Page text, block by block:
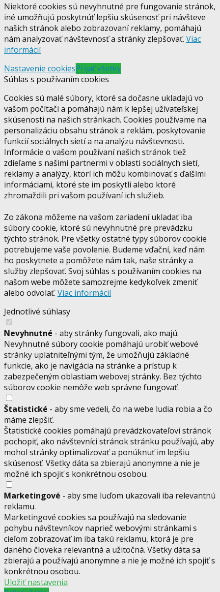
Niektoré cookies sú nevyhnutné pre fungovanie stránok,
iné umožňujú poskytnúť lepšiu skúsenosť pri návšteve
našich stránok alebo zobrazovaní reklamy, pomáhajú
nám analyzovať návštevnosť a stránky zlepšovať. Viac
informácií
Nastavenie cookiesPrijať všetky
Súhlas s používaním cookies
Cookies sú malé súbory, ktoré sa dočasne ukladajú vo
vašom počítači a pomáhajú nám k lepšej užívateľskej
skúsenosti na našich stránkach. Cookies používame na
personalizáciu obsahu stránok a reklám, poskytovanie
funkcií sociálnych sietí a na analýzu návštevnosti.
Informácie o vašom používaní našich stránok tiež
zdieľame s našimi partnermi v oblasti sociálnych sietí,
reklamy a analýzy, ktorí ich môžu kombinovať s ďalšími
informáciami, ktoré ste im poskytli alebo ktoré
zhromaždili pri vašom používaní ich služieb.
Zo zákona môžeme na vašom zariadení ukladať iba
súbory cookie, ktoré sú nevyhnutné pre prevádzku
týchto stránok. Pre všetky ostatné typy súborov cookie
potrebujeme vaše povolenie. Budeme vďační, keď nám
ho poskytnete a pomôžete nám tak, naše stránky a
služby zlepšovať. Svoj súhlas s používaním cookies na
našom webe môžete samozrejme kedykoľvek zmeniť
alebo odvolať. Viac informácií
Jednotlivé súhlasy
Nevyhnutné - aby stránky fungovali, ako majú.
Nevyhnutné súbory cookie pomáhajú urobiť webové
stránky uplatniteľnými tým, že umožňujú základné
funkcie, ako je navigácia na stránke a prístup k
zabezpečeným oblastiam webovej stránky. Bez týchto
súborov cookie nemôže web správne fungovať.
Štatistické - aby sme vedeli, čo na webe ludia robia a čo
máme zlepšiť.
Štatistické cookies pomáhajú prevádzkovateľovi stránok
pochopiť, ako návštevníci stránok stránku používajú, aby
mohol stránky optimalizovať a ponúknuť im lepšiu
skúsenosť. Všetky dáta sa zbierajú anonymne a nie je
možné ich spojiť s konkrétnou osobou.
Marketingové - aby sme luďom ukazovali iba relevantnú
reklamu.
Marketingové cookies sa používajú na sledovanie
pohybu návštevníkov naprieč webovými stránkami s
cieľom zobrazovať im iba takú reklamu, ktorá je pre
daného človeka relevantná a užitočná. Všetky dáta sa
zbierajú a používajú anonymne a nie je možné ich spojiť s
konkrétnou osobou.
Uložiť nastavenia